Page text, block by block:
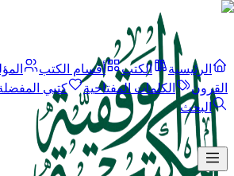
الرئيسية الكتب أقسام الكتب
القرون
الكلمات المفتاحية
كتبي
البحث